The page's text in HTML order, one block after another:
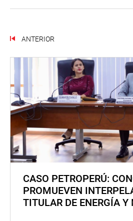
ANTERIOR
CASO PETROPERÚ:
PROMUEVEN
TITULAR DE ENERGÍA